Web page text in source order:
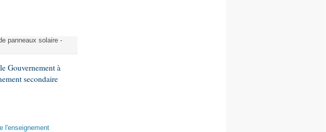
panneaux solaire -
Gouvernement à
secondaire
l'enseignement